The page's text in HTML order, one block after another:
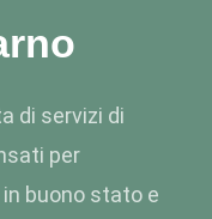
di servizi di
per
buono stato e